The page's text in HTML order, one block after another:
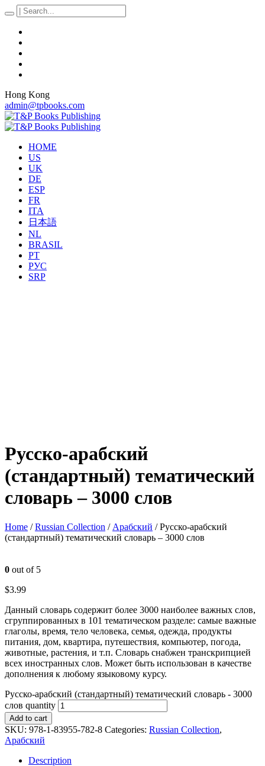
Hong Kong
admin@tpbooks.com
HOME
US
UK
DE
ESP
FR
ITA
日本語
NL
BRASIL
PT
РУС
SRP
Русско-арабский
(стандартный) тематический
словарь – 3000 слов
Home /Russian Collection / Арабский / Русско-арабский
(стандартный) тематический словарь – 3000 слов
0 out of 5
$3.99
Данный словарь содержит более 3000 наиболее важных слов,
сгруппированных в 101 тематическом разделе: самые важные
глаголы, время, тело человека, семья, одежда, продукты
питания, дом, квартира, путешествия, компьютер, погода,
животные, растения, и т.п. Словарь снабжен транскрипцией
всех иностранных слов. Может быть использован в качестве
дополнения к любому языковому курсу.
Русско-арабский (стандартный) тематический словарь - 3000
слов quantity
Add to cart
SKU: 978-1-83955-782-8 Categories: Russian Collection,
Арабский
Description